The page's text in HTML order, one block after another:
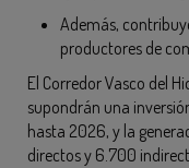
Además,
productores de
El Corredor Vasco del
supondrán una
hasta 2026, y la
directos y 6.700